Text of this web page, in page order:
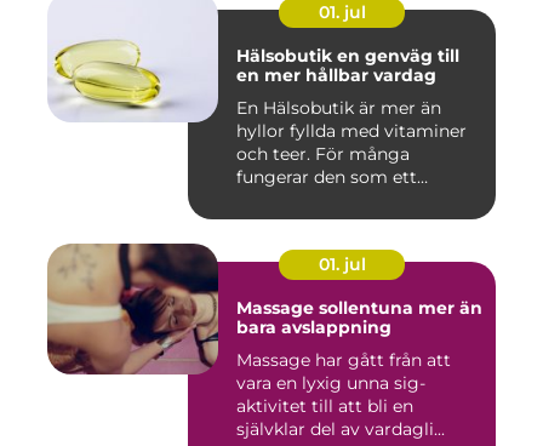
01. jul
Hälsobutik en genväg till
en mer hållbar vardag
En Hälsobutik är mer än
hyllor fyllda med vitaminer
och teer. För många
fungerar den som ett
01. jul
Massage sollentuna mer än
bara avslappning
Massage har gått från att
vara en lyxig unna sig-
aktivitet till att bli en
självklar del av vardagli...